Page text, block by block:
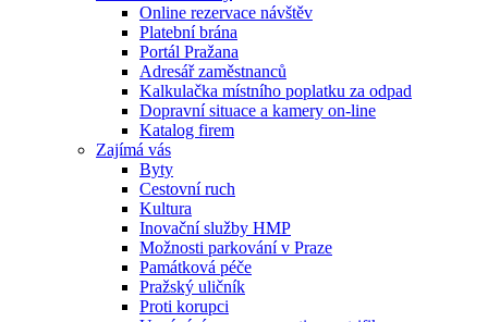
Online rezervace návštěv
Platební brána
Portál Pražana
Adresář zaměstnanců
Kalkulačka místního poplatku za odpad
Dopravní situace a kamery on-line
Katalog firem
Zajímá vás
Byty
Cestovní ruch
Kultura
Inovační služby HMP
Možnosti parkování v Praze
Památková péče
Pražský uličník
Proti korupci